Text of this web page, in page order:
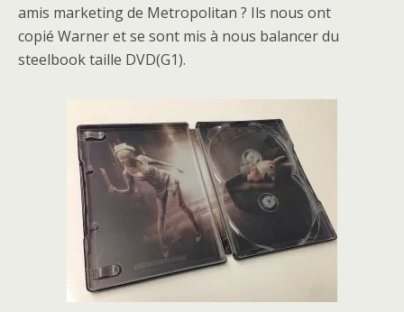
amis marketing de Metropolitan ? Ils nous ont
copié Warner et se sont mis à nous balancer du
steelbook taille DVD(G1).